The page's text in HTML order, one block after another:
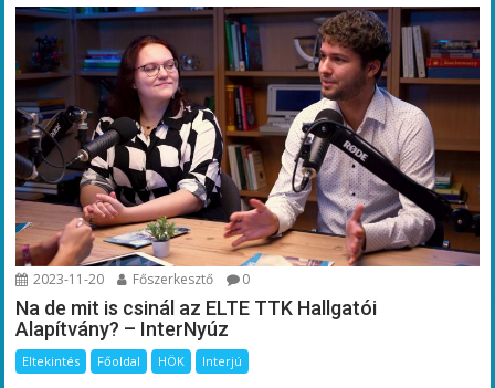
2023-11-20 Főszerkesztő 0
Na de mit is csinál az ELTE TTK Hallgatói
Alapítvány? – InterNyúz
Eltekintés Főoldal HÖK Interjú